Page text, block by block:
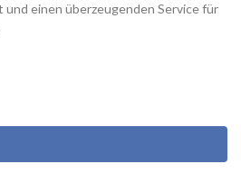
einen überzeugenden Service für